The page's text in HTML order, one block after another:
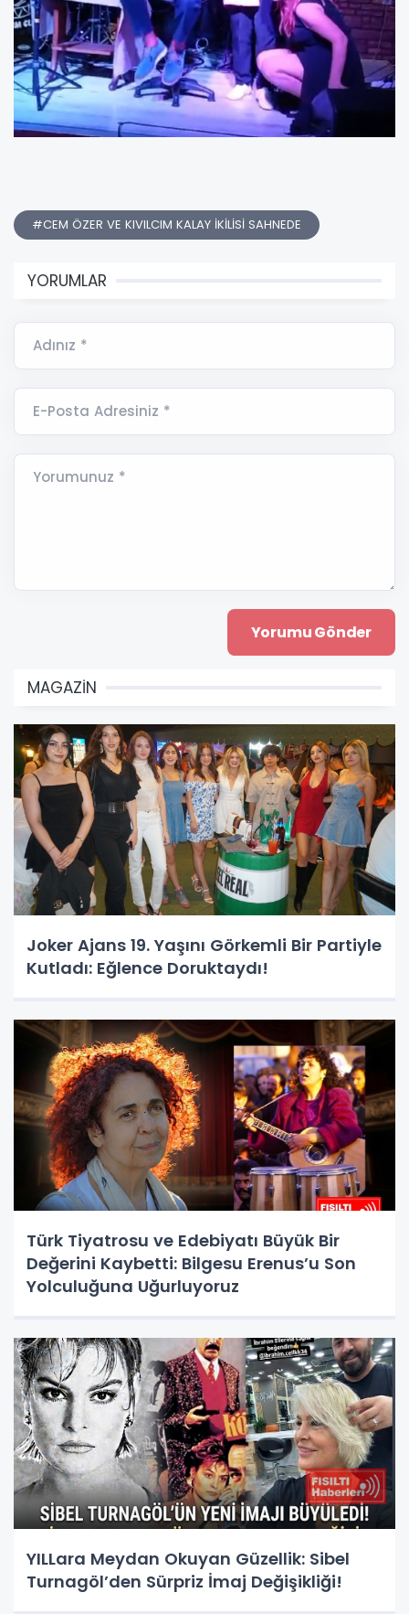
#CEM ÖZER VE KIVILCIM KALAY İKİLİSİ SAHNEDE
YORUMLAR
Adınız *
E-Posta Adresiniz *
Yorumunuz *
MAGAZİN
Joker Ajans 19. Yaşını Görkemli Bir Partiyle
Kutladı: Eğlence Doruktaydı!
Türk Tiyatrosu ve Edebiyatı Büyük Bir
Değerini Kaybetti: Bilgesu Erenus’u Son
Yolculuğuna Uğurluyoruz
YILLara Meydan Okuyan Güzellik: Sibel
Turnagöl’den Sürpriz İmaj Değişikliği!